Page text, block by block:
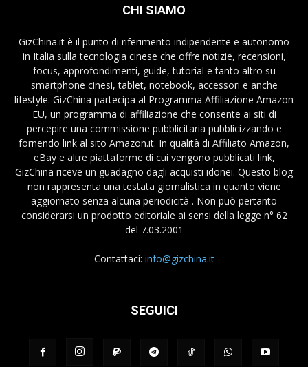
CHI SIAMO
GizChina.it è il punto di riferimento indipendente e autonomo
in Italia sulla tecnologia cinese che offre notizie, recensioni,
focus, approfondimenti, guide, tutorial e tanto altro su
smartphone cinesi, tablet, notebook, accessori e anche
lifestyle. GizChina partecipa al Programma Affiliazione Amazon
EU, un programma di affiliazione che consente ai siti di
percepire una commissione pubblicitaria pubblicizzando e
fornendo link al sito Amazon.it. In qualità di Affiliato Amazon,
eBay e altre piattaforme di cui vengono pubblicati link,
GizChina riceve un guadagno dagli acquisti idonei. Questo blog
non rappresenta una testata giornalistica in quanto viene
aggiornato senza alcuna periodicità . Non può pertanto
considerarsi un prodotto editoriale ai sensi della legge n° 62
del 7.03.2001
Contattaci: info@gizchina.it
SEGUICI